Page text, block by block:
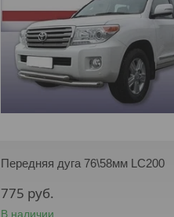
Передняя дуга 76\58мм LC200
775 руб.
В наличии